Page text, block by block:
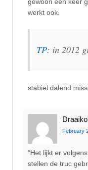
werkt ook.
TP: in 2012
stabiel dalend
February
“Het lijkt er
stellen de truc